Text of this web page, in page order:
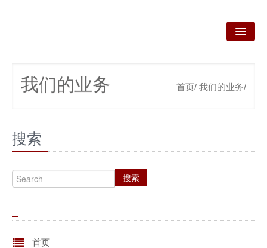
关于我们
新闻资讯
资质荣誉
我们的业务 首页/ 我们的业务/
搜索
搜索
首页